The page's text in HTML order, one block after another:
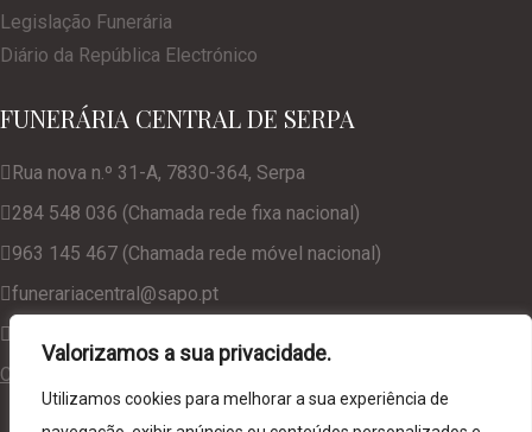
Valorizamos a sua privacidade.
Utilizamos cookies para melhorar a sua experiência de
Legislação Funerária
Diário da República Electrónico
FUNERÁRIA CENTRAL DE SERPA
Rua nova n.º 31-A, 7830-364, Serpa
284 548 036 (Chamada rede fixa nacional)
963 145 467 (Chamada rede móvel nacional)
funerariacentral@sapo.pt
Consulte a nossa Política de Privacidade